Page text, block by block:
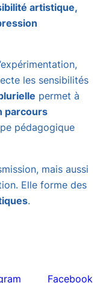
artistique,
les sensibilités
permet à
parcours
pédagogique
mais aussi
Elle forme des
.
Facebook